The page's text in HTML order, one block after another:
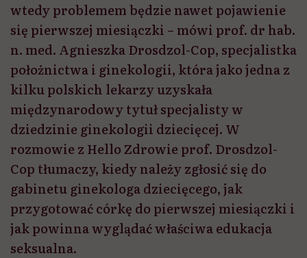
wtedy problemem będzie nawet pojawienie
się pierwszej miesiączki – mówi prof. dr hab.
n. med. Agnieszka Drosdzol-Cop, specjalistka
położnictwa i ginekologii, która jako jedna z
kilku polskich lekarzy uzyskała
międzynarodowy tytuł specjalisty w
dziedzinie ginekologii dziecięcej. W
rozmowie z Hello Zdrowie prof. Drosdzol-
Cop tłumaczy, kiedy należy zgłosić się do
gabinetu ginekologa dziecięcego, jak
przygotować córkę do pierwszej miesiączki i
jak powinna wyglądać właściwa edukacja
seksualna.